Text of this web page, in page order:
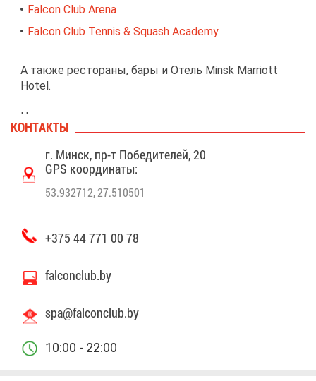
Falcon Club Arena
Falcon Club Tennis & Squash Academy
А та­к­же ре­сто­ра­ны, ба­ры и Отель Minsk Marriott
Hotel.
На тер­ри­то­рии ком­плек­са есть от­кры­тая пар­ков­ка,
а та­к­же кры­тый, отап­ли­ва­е­мый пар­кинг на 284 ма­
ши­но­ме­ста.
КОН­ТАК­ТЫ
г. Минск, пр-т По­бе­ди­те­лей, 20
GPS ко­ор­ди­на­ты:
53.932712, 27.510501
+375 44 771 00 78
falconclub.by
spa@​fal​conc​lub.​by
10:00 - 22:00